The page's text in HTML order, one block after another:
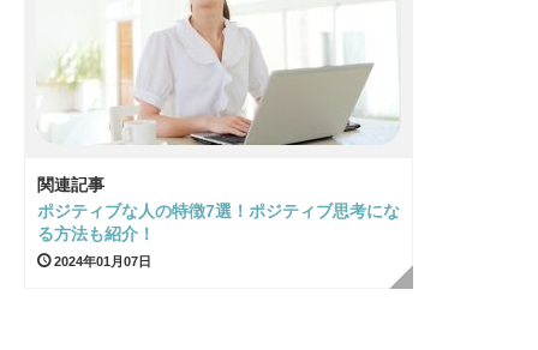
関連記事
ポジティブな人の特徴7選！ポジティブ思考にな
る方法も紹介！
2024年01月07日